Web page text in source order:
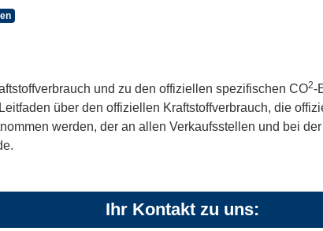
und zu den offiziellen spezifischen CO2-
über den offiziellen Kraftstoffverbrauch, die
werden, der an allen Verkaufsstellen und bei
Ihr Kontakt zu uns: